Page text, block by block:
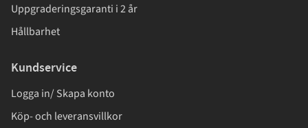
Uppgraderingsgaranti i 2 år
Hållbarhet
Kundservice
Logga in/ Skapa konto
Köp- och leveransvillkor